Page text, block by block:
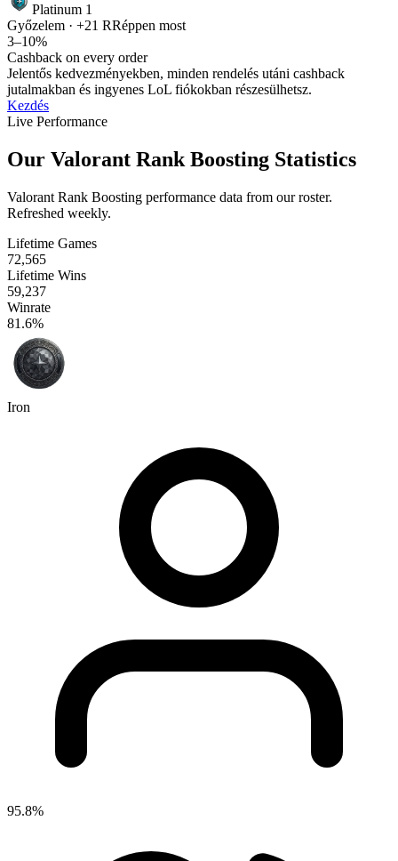
Platinum 1
Győzelem · +21 RRéppen most
3–10%
Cashback on every order
Jelentős kedvezményekben, minden rendelés utáni cashback
jutalmakban és ingyenes LoL fiókokban részesülhetsz.
Kezdés
Live Performance
Our Valorant Rank Boosting Statistics
Valorant Rank Boosting performance data from our roster.
Refreshed weekly.
Lifetime Games
72,565
Lifetime Wins
59,237
Winrate
81.6%
Iron
95.8%